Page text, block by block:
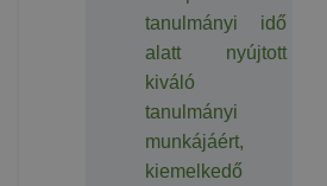
tanulmányi idő
alatt nyújtott
kiváló
tanulmányi
munkájáért,
kiemelkedő